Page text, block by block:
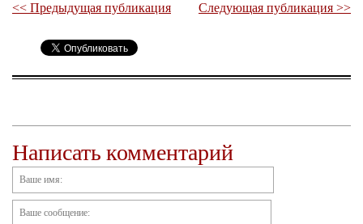
<< Предыдущая публикация Следующая публикация >>
Написать комментарий